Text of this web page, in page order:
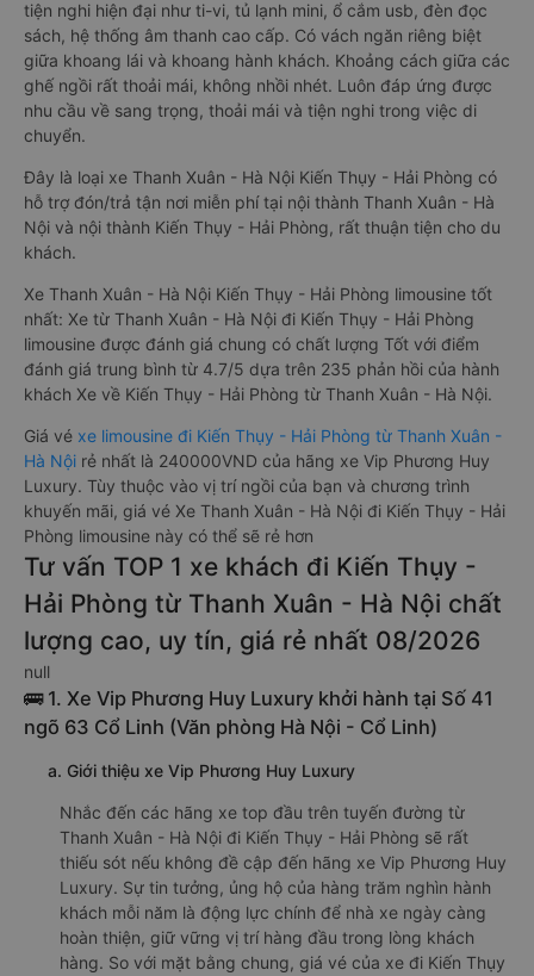
tiện nghi hiện đại như ti-vi, tủ lạnh mini, ổ cắm usb, đèn đọc
sách, hệ thống âm thanh cao cấp. Có vách ngăn riêng biệt
giữa khoang lái và khoang hành khách. Khoảng cách giữa các
ghế ngồi rất thoải mái, không nhồi nhét. Luôn đáp ứng được
nhu cầu về sang trọng, thoải mái và tiện nghi trong việc di
chuyển.
Đây là loại xe Thanh Xuân - Hà Nội Kiến Thụy - Hải Phòng có
hỗ trợ đón/trả tận nơi miễn phí tại nội thành Thanh Xuân - Hà
Nội và nội thành Kiến Thụy - Hải Phòng, rất thuận tiện cho du
khách.
Xe Thanh Xuân - Hà Nội Kiến Thụy - Hải Phòng limousine tốt
nhất: Xe từ Thanh Xuân - Hà Nội đi Kiến Thụy - Hải Phòng
limousine được đánh giá chung có chất lượng Tốt với điểm
đánh giá trung bình từ 4.7/5 dựa trên 235 phản hồi của hành
khách Xe về Kiến Thụy - Hải Phòng từ Thanh Xuân - Hà Nội.
Giá vé xe limousine đi Kiến Thụy - Hải Phòng từ Thanh Xuân -
Hà Nội rẻ nhất là 240000VND của hãng xe Vip Phương Huy
Luxury. Tùy thuộc vào vị trí ngồi của bạn và chương trình
khuyến mãi, giá vé Xe Thanh Xuân - Hà Nội đi Kiến Thụy - Hải
Phòng limousine này có thể sẽ rẻ hơn
Tư vấn TOP 1 xe khách đi Kiến Thụy -
Hải Phòng từ Thanh Xuân - Hà Nội chất
lượng cao, uy tín, giá rẻ nhất 08/2026
null
🚌 1. Xe Vip Phương Huy Luxury khởi hành tại Số 41
ngõ 63 Cổ Linh (Văn phòng Hà Nội - Cổ Linh)
a. Giới thiệu xe Vip Phương Huy Luxury
Nhắc đến các hãng xe top đầu trên tuyến đường từ
Thanh Xuân - Hà Nội đi Kiến Thụy - Hải Phòng sẽ rất
thiếu sót nếu không đề cập đến hãng xe Vip Phương Huy
Luxury. Sự tin tưởng, ủng hộ của hàng trăm nghìn hành
khách mỗi năm là động lực chính để nhà xe ngày càng
hoàn thiện, giữ vững vị trí hàng đầu trong lòng khách
hàng. So với mặt bằng chung, giá vé của xe đi Kiến Thụy